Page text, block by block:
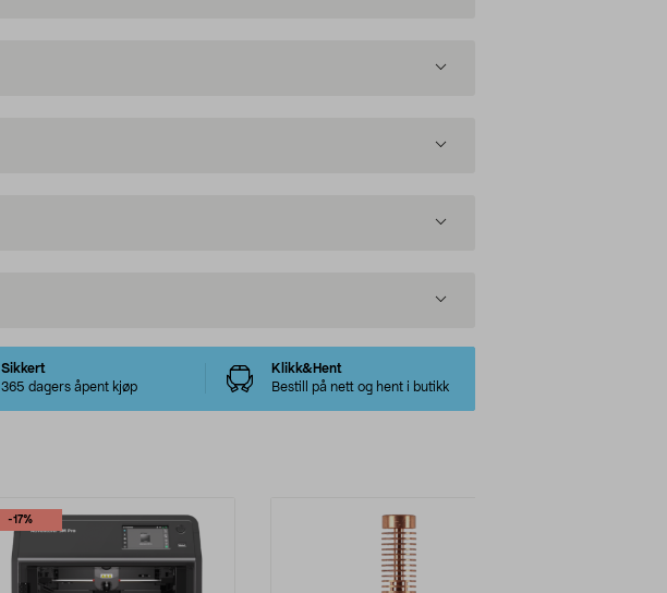
Sikkert
365 dagers åpent kjøp
Klikk&Hent
Bestill på nett og hent i butikk
-17%